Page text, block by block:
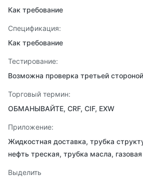
Как требование
Спецификация:
Как требование
Тестирование:
Возможна проверка третьей стороной
Торговый термин:
ОБМАНЫВАЙТЕ, CRF, CIF, EXW
Приложение:
Жидкостная доставка, трубка
нефть треская, трубка масла,
Выделить